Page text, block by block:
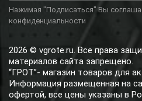
Нажимая "Подписаться" Вы
конфиденциальности
2026 © vgrote.ru. Все права
материалов сайта запрещено.
“ГРОТ”- магазин товаров для
Информация размещенная на
офертой, все цены указаны в